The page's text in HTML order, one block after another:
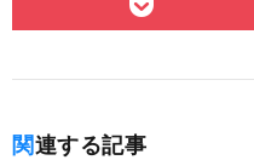
関連する記事